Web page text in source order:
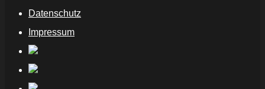
Datenschutz
Impressum